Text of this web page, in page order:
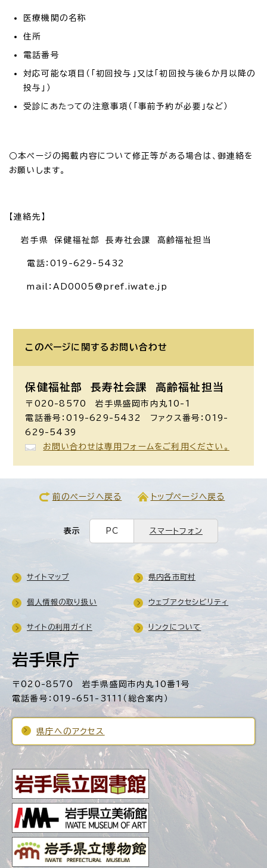
医療機関の名称
住所
電話番号
対応可能な項目（「初回投与」又は「初回投与後6か月以降の
投与」）
受診にあたっての注意事項（「事前予約が必要」など）
○本ページの掲載内容について修正等がある場合は、御連絡を
お願いします。
【連絡先】
岩手県 保健福祉部 長寿社会課 高齢福祉担当
電話：019-629-5432
mail：AD0005@pref.iwate.jp
このページに関する お問い合わせ
保健福祉部 長寿社会課 高齢福祉担当
〒020-8570 岩手県盛岡市内丸10-1
電話番号：019-629-5432 ファクス番号：019-
629-5439
お問い合わせは専用フォームをご利用ください。
前のページへ戻る トップページへ戻る
表示 PC スマートフォン
岩手県庁
〒020-8570 岩手県盛岡市内丸10番1号
電話番号：019-651-3111（総合案内）
県庁へのアクセス
サイトマップ 県内各市町村
個人情報の取り扱い ウェブアクセシビリティ
サイトの利用ガイド リンクについて